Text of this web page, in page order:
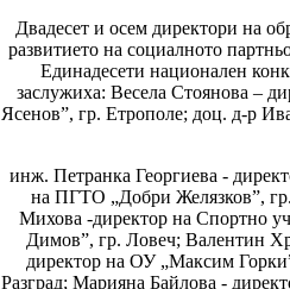
Двадесет и осем директори на
развитието на социалното
Единадесети национален
заслужиха: Весела Стоянова –
Ясенов”, гр. Етрополе; доц. д-р
инж. Петранка Георгиева -
на ПГТО „Добри Желязков”,
Михова -директор на Спортно
Димов”, гр. Ловеч; Валентин
директор на ОУ „Максим
Разград; Марияна Байлова -